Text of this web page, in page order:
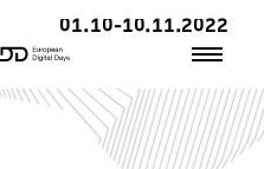
01.10-10.11.2022